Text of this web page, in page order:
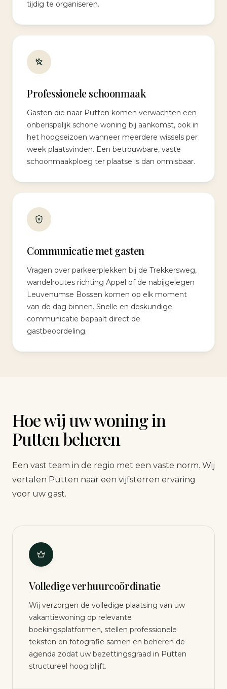
tijdig te organiseren.
Professionele schoonmaak
Gasten die naar Putten komen verwachten een
onberispelijk schone woning bij aankomst, ook in
het hoogseizoen wanneer meerdere wissels per
week plaatsvinden. Een betrouwbare, vaste
schoonmaakploeg ter plaatse is dan onmisbaar.
Communicatie met gasten
Vragen over parkeerplekken bij de Trekkersweg,
wandelroutes richting Appel of de nabijgelegen
Leuvenumse Bossen komen op elk moment
van de dag binnen. Snelle en deskundige
communicatie bepaalt direct de
gastbeoordeling.
Hoe wij uw woning in
Putten beheren
Een vast team in de regio met een vaste norm. Wij
vertalen Putten naar een vijfsterren ervaring
voor uw gast.
Volledige verhuurcoördinatie
Wij verzorgen de volledige plaatsing van uw
vakantiewoning op relevante
boekingsplatformen, stellen professionele
teksten en fotografie samen en beheren de
agenda zodat uw bezettingsgraad in Putten
structureel hoog blijft.